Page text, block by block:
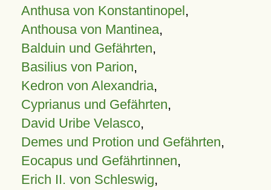
Anthusa von Konstantinopel,
Anthousa von Mantinea,
Balduin und Gefährten,
Basilius von Parion,
Kedron von Alexandria,
Cyprianus und Gefährten,
David Uribe Velasco,
Demes und Protion und Gefährten,
Eocapus und Gefährtinnen,
Erich II. von Schleswig,